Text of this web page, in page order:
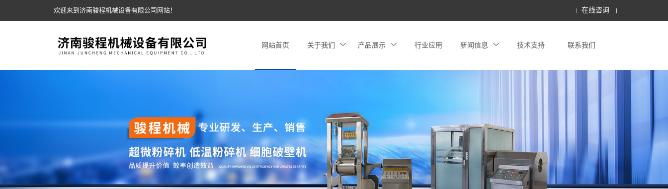
欢迎来到济南骏程机械设备有限公司网站！ 在线咨询
网站首页 关于我们 产品展示 行业应用 新闻信息 技术支持 联系我们